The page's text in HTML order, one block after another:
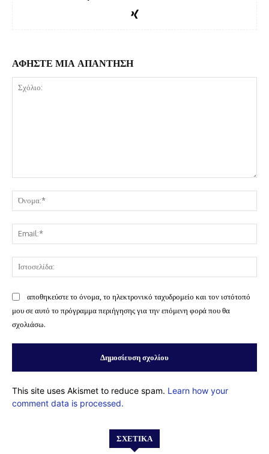
ΑΦΗΣΤΕ ΜΙΑ ΑΠΑΝΤΗΣΗ
αποθηκεύστε το όνομα, το ηλεκτρονικό ταχυδρομείο και τον ιστότοπό
μου σε αυτό το πρόγραμμα περιήγησης για την επόμενη φορά που θα
σχολιάσω.
This site uses Akismet to reduce spam. Learn how your
comment data is processed.
ΣΧΕΤΙΚΆ